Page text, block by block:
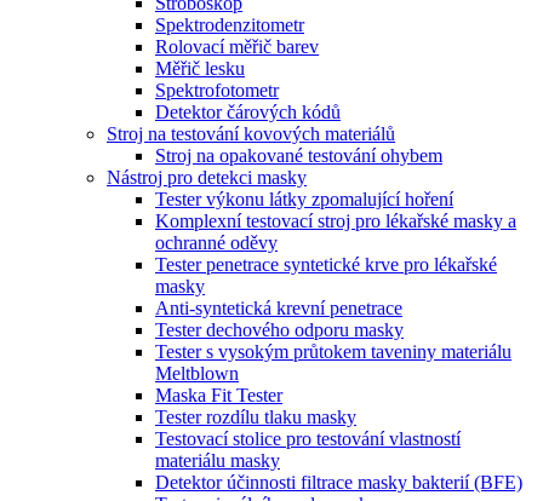
Spektrodenzitometr
Rolovací měřič barev
Měřič lesku
Spektrofotometr
Detektor čárových kódů
Stroj na testování kovových materiálů
Stroj na opakované testování ohybem
Nástroj pro detekci masky
Tester výkonu látky zpomalující hoření
Komplexní testovací stroj pro lékařské masky a
ochranné oděvy
Tester penetrace syntetické krve pro lékařské
masky
Anti-syntetická krevní penetrace
Tester dechového odporu masky
Tester s vysokým průtokem taveniny materiálu
Meltblown
Maska Fit Tester
Tester rozdílu tlaku masky
Testovací stolice pro testování vlastností
materiálu masky
Detektor účinnosti filtrace masky bakterií (BFE)